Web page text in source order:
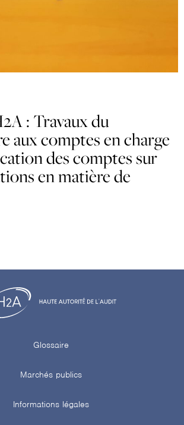
: Travaux du
aux comptes en charge
des comptes sur
en matière de
Glossaire
Marchés publics
Informations légales